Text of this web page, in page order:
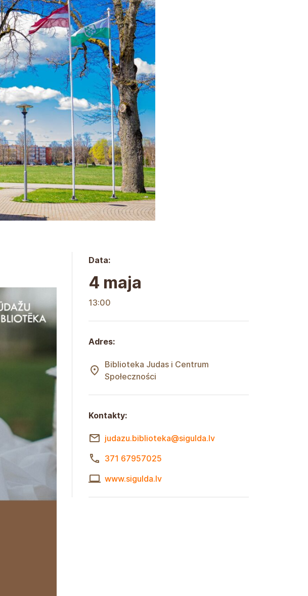
Data:
4 maja
13:00
Adres:
Biblioteka Judas i Centrum
Społeczności
Kontakty:
judazu.biblioteka@sigulda.lv
371 67957025
www.sigulda.lv